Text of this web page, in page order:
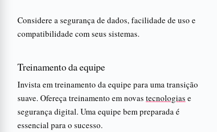
Considere a segurança de dados, facilidade de uso e
compatibilidade com seus sistemas.
Treinamento da equipe
Invista em treinamento da equipe para uma transição
suave. Ofereça treinamento em novas tecnologias e
segurança digital. Uma equipe bem preparada é
essencial para o sucesso.